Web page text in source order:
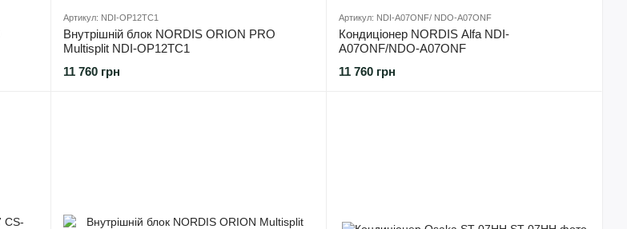
Артикул: NDI-OP12TC1
Внутрішній блок NORDIS ORION PRO
Multisplit NDI-OP12TC1
11 760 грн
Артикул: NDI-А07ONF/ NDO-А07ONF
Кондиціонер NORDIS Alfa NDI-
А07ONF/NDO-А07ONF
11 760 грн